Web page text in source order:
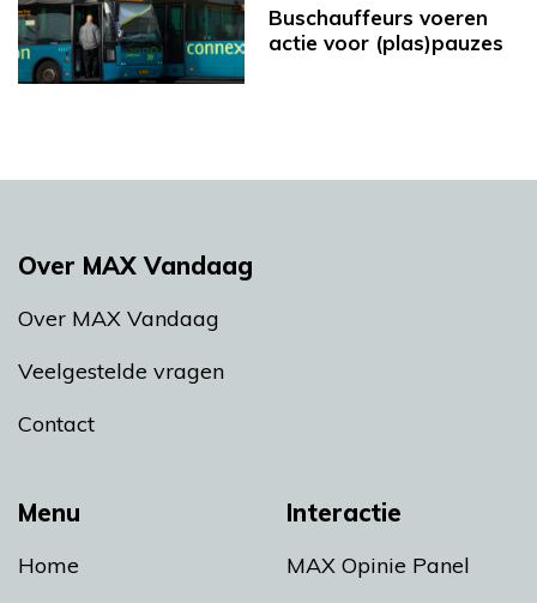
Buschauffeurs voeren
actie voor (plas)pauzes
Menu
Home
Interactie
MAX Opinie Panel
Over MAX Vandaag
Over MAX Vandaag
Veelgestelde vragen
Contact